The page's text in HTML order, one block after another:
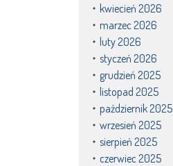
kwiecień 2026
marzec 2026
luty 2026
styczeń 2026
grudzień 2025
listopad 2025
październik 2025
wrzesień 2025
sierpień 2025
czerwiec 2025